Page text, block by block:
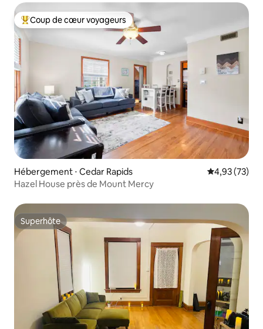
Coups de cœur voyageurs les plus appréciés
Coup de cœur voyageurs
Hébergement ⋅ Cedar Rapids Évaluation
4,93 (73)
Hazel House près de Mount Mercy
Superhôte
Superhôte